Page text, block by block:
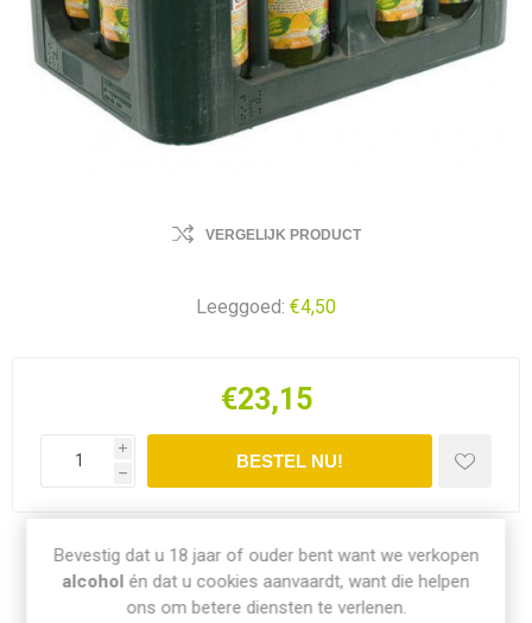
VERGELIJK PRODUCT
Leeggoed: €4,50
€23,15
i
h
Share:
Bevestig dat u 18 jaar of ouder bent want we verkopen
alcohol én dat u cookies aanvaardt, want die helpen
ons om betere diensten te verlenen.